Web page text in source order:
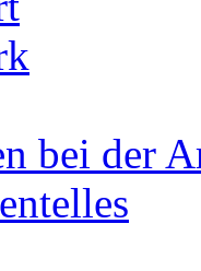
bei der